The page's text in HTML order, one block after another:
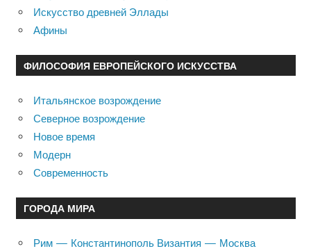
Искусство древней Эллады
Афины
ФИЛОСОФИЯ ЕВРОПЕЙСКОГО ИСКУССТВА
Итальянское возрождение
Северное возрождение
Новое время
Модерн
Современность
ГОРОДА МИРА
Рим — Константинополь Византия — Москва